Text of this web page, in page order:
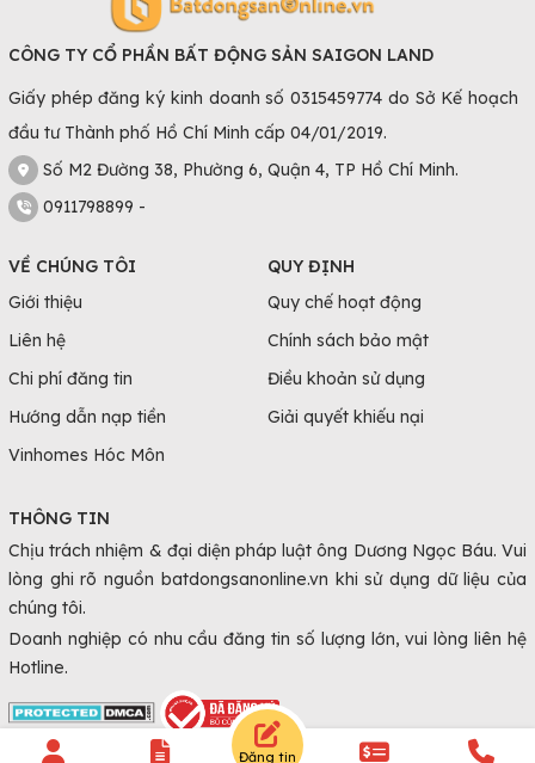
CÔNG TY CỔ PHẦN BẤT ĐỘNG SẢN SAIGON LAND
Giấy phép đăng ký kinh doanh số 0315459774 do Sở Kế hoạch
đầu tư Thành phố Hồ Chí Minh cấp 04/01/2019.
Số M2 Đường 38, Phường 6, Quận 4, TP Hồ Chí Minh.
0911798899 -
VỀ CHÚNG TÔI
Giới thiệu
Liên hệ
Chi phí đăng tin
Hướng dẫn nạp tiền
Vinhomes Hóc Môn
QUY ĐỊNH
Quy chế hoạt động
Chính sách bảo mật
Điều khoản sử dụng
Giải quyết khiếu nại
THÔNG TIN
Chịu trách nhiệm & đại diện pháp luật ông Dương Ngọc Báu. Vui
lòng ghi rõ nguồn batdongsanonline.vn khi sử dụng dữ liệu của
chúng tôi.
Doanh nghiệp có nhu cầu đăng tin số lượng lớn, vui lòng liên hệ
Hotline.
Đăng tin